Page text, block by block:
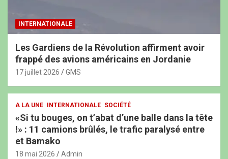
INTERNATIONALE
Les Gardiens de la Révolution affirment avoir
frappé des avions américains en Jordanie
17 juillet 2026 GMS
A LA UNE INTERNATIONALE SOCIÉTÉ
«Si tu bouges, on t’abat d’une balle dans la tête
!» : 11 camions brûlés, le trafic paralysé entre
et Bamako
18 mai 2026 Admin